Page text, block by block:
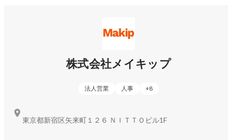
株式会社メイキップ
法人営業 人事 +8
東京都新宿区矢来町１２６ ＮＩＴＴＯビル1F